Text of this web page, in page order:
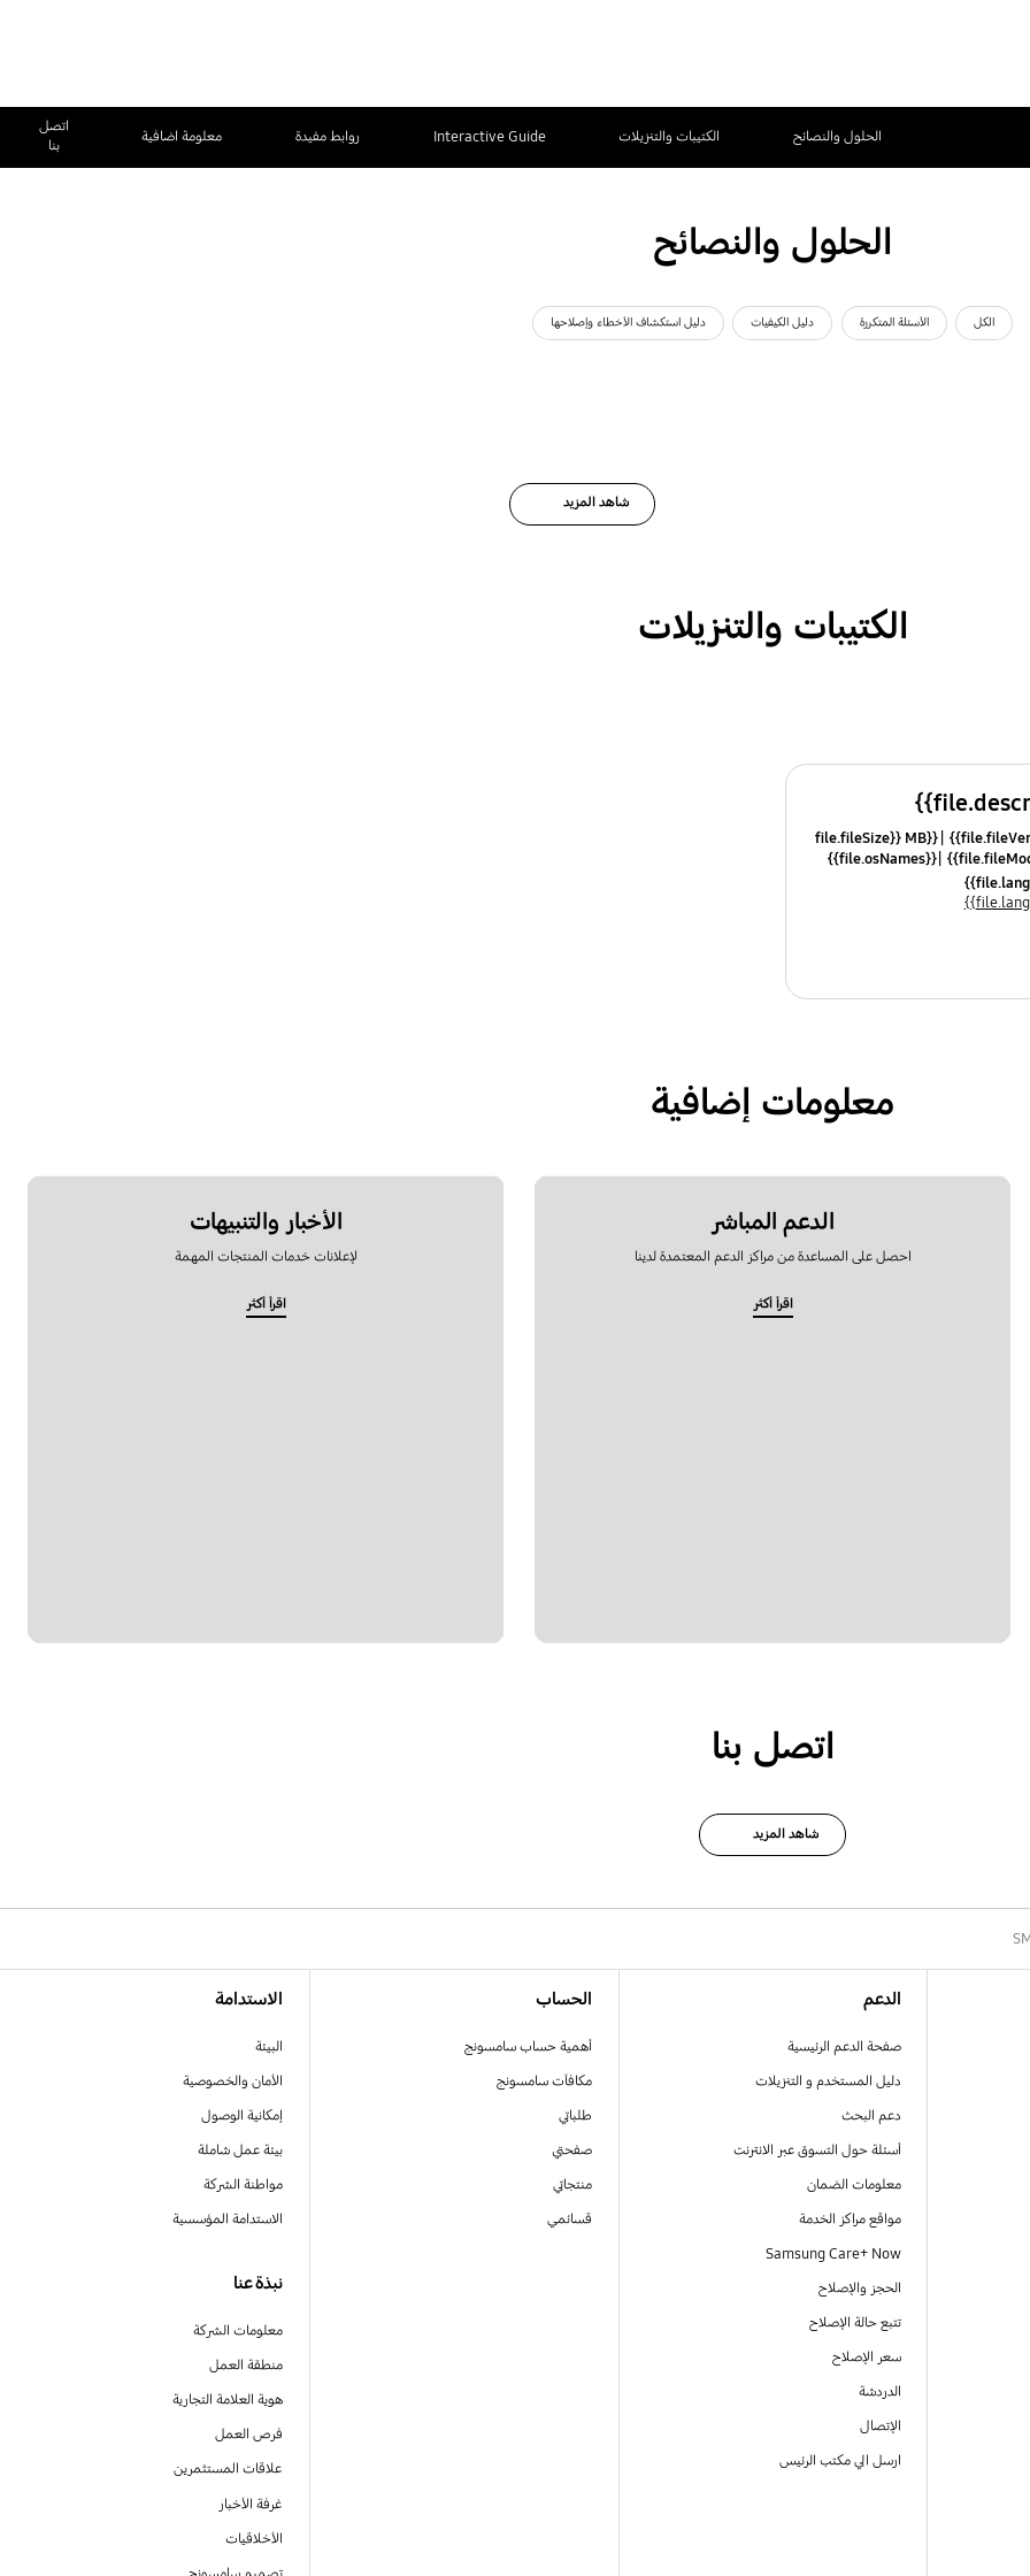
الحلول والنصائح الكتيبات والتنزيلات Interactive Guide روابط مفيدة معلومة اضافية
اتصل
بنا
الحلول والنصائح
الكل الأسئلة المتكررة دليل الكيفيات دليل استكشاف الأخطاء وإصلاحها
شاهد المزيد
الكتيبات والتنزيلات
{{file.fileSize}} MB
{{file.osNames}}
معلومات إضافية
الدعم المباشر
احصل على المساعدة من مراكز الدعم المعتمدة لدينا
اقرأ أكثر
الأخبار والتنبيهات
لإعلانات خدمات المنتجات المهمة
اقرأ أكثر
اتصل بنا
شاهد المزيد
الدعم
صفحة الدعم الرئيسية
دليل المستخدم و التنزيلات
دعم البحث
أسئلة حول التسوق عبر الانترنت
معلومات الضمان
مواقع مراكز الخدمة
Samsung Care+ Now
الحجز والإصلاح
تتبع حالة الإصلاح
سعر الإصلاح
الدردشة
الإتصال
ارسل الي مكتب الرئيس
الحساب
أهمية حساب سامسونج
مكافآت سامسونج
طلباتي
صفحتي
منتجاتي
قسائمي
الاستدامة
البيئة
الأمان والخصوصية
إمكانية الوصول
بيئة عمل شاملة
مواطنة الشركة
الاستدامة المؤسسية
نبذة عنا
معلومات الشركة
منطقة العمل
هوية العلامة التجارية
فرص العمل
علاقات المستثمرين
غرفة الأخبار
الأخلاقيات